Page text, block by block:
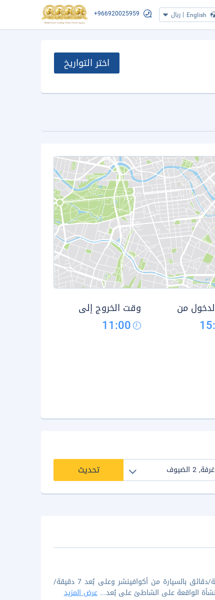
English
| ريال +966920025959
اختر التواريخ
من وقت الخروج إلى
11:00
تحديث
عند الإقامة في أتلانتس النخلة بمدينة دبي (نخلة جميرا)، ستكون على بُعد 1 دقيقة/دقائق بالسيارة من أكوافينشر وعلى بُعد 7 دقيقة/
الواقعة على الشاطئ على بُعد...عرض المزيد